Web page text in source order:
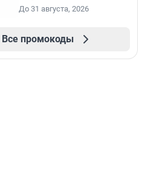
До 31 августа, 2026
Все промокоды